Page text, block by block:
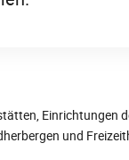
Einrichtungen
und